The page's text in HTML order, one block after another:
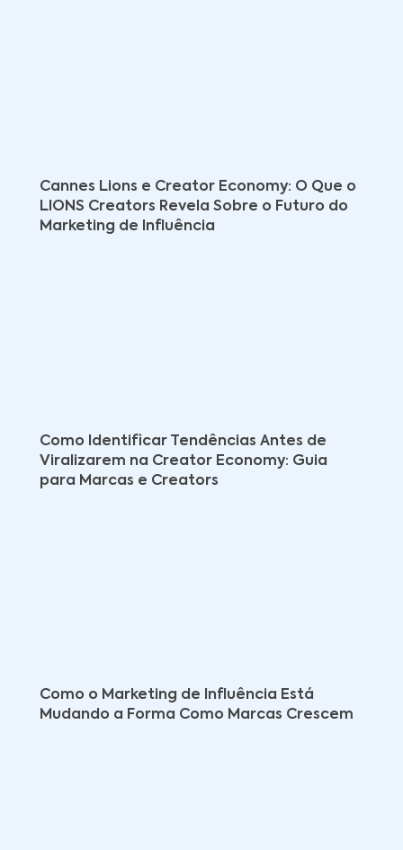
Cannes Lions e Creator Economy: O Que o
LIONS Creators Revela Sobre o Futuro do
Marketing de Influência
Como Identificar Tendências Antes de
Viralizarem na Creator Economy: Guia
para Marcas e Creators
Como o Marketing de Influência Está
Mudando a Forma Como Marcas Crescem